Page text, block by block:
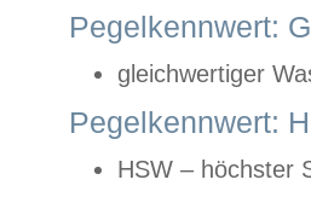
Pegelkennwert:
gleichwertiger
Pegelkennwert:
HSW – höchster